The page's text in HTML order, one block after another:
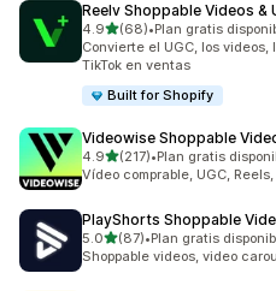
Reelv Shoppable Videos &
4.9de 5 estrellas
(68)
68 reseñas en total
•Plan gratis
Convierte el UGC, los
TikTok en ventas
Built for Shopify
Videowise Shoppable
4.9de 5 estrellas
(217)
217 reseñas en total
•Plan gratis
Vídeo comprable, UGC,
PlayShorts Shoppable
5.0de 5 estrellas
(87)
87 reseñas en total
•Plan gratis
Shoppable videos, video